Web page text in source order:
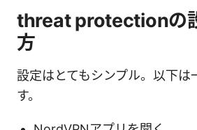
threat protectionの
方
設定はとてもシンプル。以下は
す。